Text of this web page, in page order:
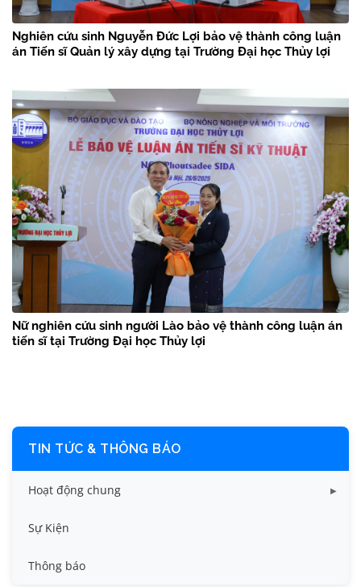
Nghiên cứu sinh Nguyễn Đức Lợi bảo vệ thành công luận
án Tiến sĩ Quản lý xây dựng tại Trường Đại học Thủy lợi
Nữ nghiên cứu sinh người Lào bảo vệ thành công luận án
tiến sĩ tại Trường Đại học Thủy lợi
TIN TỨC & THÔNG BÁO
Hoạt động chung
Tin công tác sinh viên
Tin đào tạo
Sự Kiện
Thông báo